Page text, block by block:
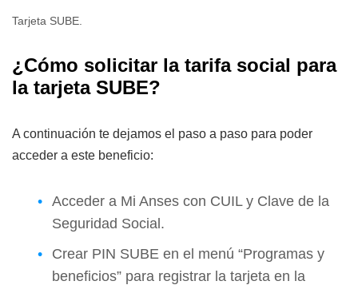
Tarjeta SUBE.
¿Cómo solicitar la tarifa social para
la tarjeta SUBE?
A continuación te dejamos el paso a paso para poder
acceder a este beneficio:
Acceder a Mi Anses con CUIL y Clave de la
Seguridad Social.
Crear PIN SUBE en el menú “Programas y
beneficios” para registrar la tarjeta en la